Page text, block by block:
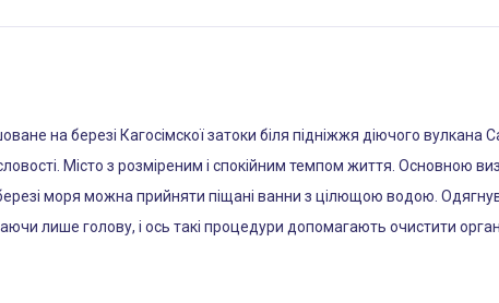
на березі Кагосімскої затоки біля підніжжя діючого вулкана
Місто з розміреним і спокійним темпом життя. Основною
березі моря можна прийняти піщані ванни з цілющою водою.
лише голову, і ось такі процедури допомагають очистити